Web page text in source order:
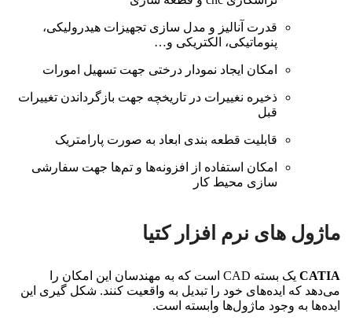
قدرت آنالیز و مدل سازی تجهیزات هیدرولیکی،
پنوماتیکی، الکتریکی و…
امکان ایجاد نمودار درختی جهت تسهیل امورات
ذخیره نغییرات در تاریخچه جهت بازگرداندن تغییرات
قبل
قابلیت قطعه بندی ابعاد به صورت پارامتریک
امکان استفاده از افزونه‌ها و تم‌ها جهت سفارشی
سازی محیط کار
ماژول‌ های نرم افزار کتیا
CATIA
یک بسته CAD است که به مهندسان این امکان را
می‌دهد که ایده‌های خود را تبدیل به واقعیت کنند. شکل گیری این
ایده‌ها به وجود ماژول‌ها وابسته است.